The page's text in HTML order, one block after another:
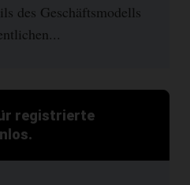
des Geschäftsmodells
registrierte